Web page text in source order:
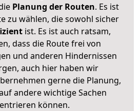
Planung der Routen. Es ist
zu wählen, die sowohl sicher
ist. Es ist auch ratsam,
dass die Route frei von
und anderen Hindernissen
auch hier haben wir
gerne die Planung,
andere wichtige Sachen
können.